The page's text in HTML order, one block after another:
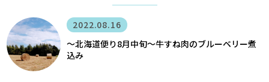
2022.08.16
〜北海道便り8月中旬～牛すね肉のブルーベリー煮
込み